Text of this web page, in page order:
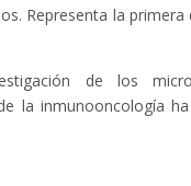
Representa la
de los
la inmunooncología